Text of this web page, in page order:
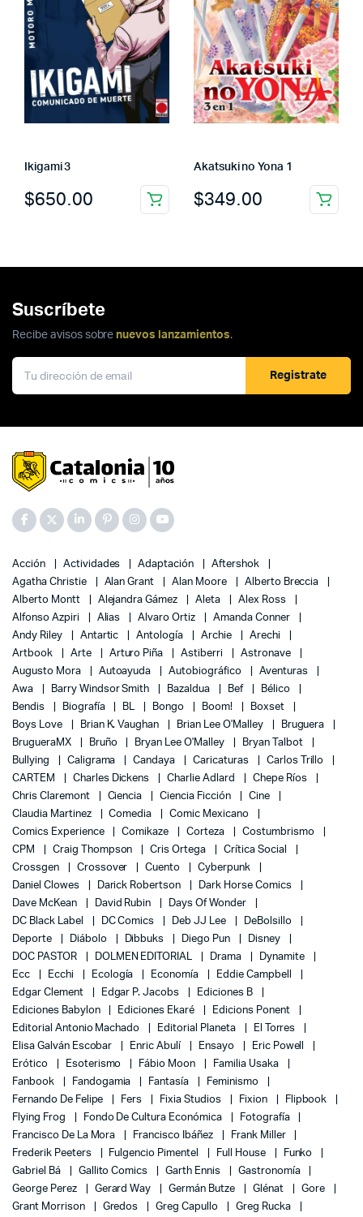
Ikigami 3
$650.00
Akatsuki no Yona 1
$349.00
Suscríbete
Recibe avisos sobre nuevos lanzamientos.
Registrate
Acción Actividades Adaptación
Aftershok
Agatha Christie
Alan Grant Alan Moore
Alberto Breccia
Alberto Montt
Alejandra Gámez Aleta
Alex Ross
Alfonso Azpiri
Alias Alvaro Ortiz
Amanda Conner
Andy Riley
Antartic Antología Archie
Arechi
Artbook
Arte Arturo Piña Astiberri
Astronave
Augusto Mora
Autoayuda Autobiográfico
Aventuras
Awa
Barry Windsor Smith Bazaldua Bef
Bélico
Bendis
Biografía BL Bongo Boom!
Boxset
Boys Love
Brian K. Vaughan Brian Lee O'Malley
Bruguera
BrugueraMX
Bruño Bryan Lee O'Malley
Bryan Talbot
Bullying
Caligrama Candaya Caricaturas
Carlos Trillo
CARTEM
Charles Dickens Charlie Adlard
Chepe Ríos
Chris Claremont
Ciencia Ciencia Ficción
Cine
Claudia Martinez
Comedia
Comic Mexicano
Comics Experience
Comikaze Corteza
Costumbrismo
CPM
Craig Thompson Cris Ortega
Crítica Social
Crossgen
Crossover Cuento
Cyberpunk
Daniel Clowes
Darick Robertson
Dark Horse Comics
Dave McKean
David Rubin
Days Of Wonder
DC Black Label
DC Comics Deb JJ Lee
DeBolsillo
Deporte
Diábolo Dibbuks Diego Pun
Disney
DOC PASTOR
DOLMEN EDITORIAL Drama
Dynamite
Ecc
Ecchi Ecología Economía
Eddie Campbell
Edgar Clement
Edgar P. Jacobs
Ediciones B
Ediciones Babylon
Ediciones Ekaré
Edicions Ponent
Editorial Antonio Machado
Editorial Planeta
El Torres
Elisa Galván Escobar
Enric Abulí Ensayo
Eric Powell
Erótico
Esoterismo Fábio Moon
Familia Usaka
Fanbook
Fandogamia Fantasía
Feminismo
Fernando De Felipe
Fers Fixia Studios Fixion
Flipbook
Flying Frog
Fondo De Cultura Económica
Fotografía
Francisco De La Mora
Francisco Ibáñez
Frank Miller
Frederik Peeters
Fulgencio Pimentel Full House
Funko
Gabriel Bá
Gallito Comics Garth Ennis
Gastronomía
George Perez
Gerard Way Germán Butze Glénat
Gore
Grant Morrison
Gredos Greg Capullo
Greg Rucka